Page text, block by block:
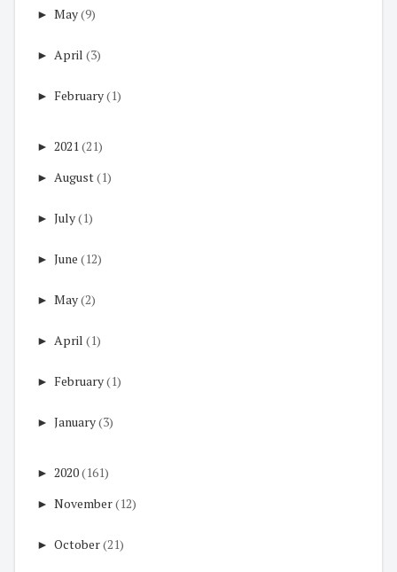
► May(9)
► April (3)
► February(1)
► 2021 (21)
► August(1)
► July(1)
► June (12)
► May(2)
► April (1)
► February(1)
► January(3)
► 2020(161)
► November(12)
► October(21)